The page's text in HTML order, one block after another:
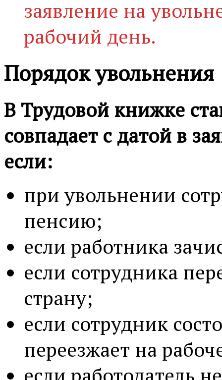
заявление на
рабочий день.
Порядок увольнения
В Трудовой книжке
совпадает с датой в
если:
при увольнении
пенсию;
если работника
если сотрудника
страну;
если сотрудник
переезжает на